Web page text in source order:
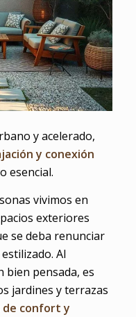
y acelerado,
y conexión
esencial.
vivimos en
exteriores
se deba renunciar
Al
bien pensada, es
jardines y terrazas
de confort y